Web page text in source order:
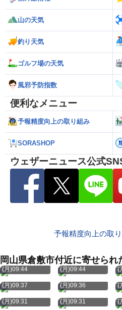
山の天気
釣り天気
ゴルフ場の天気
風邪予防指数
便利なメニュー
予報精度向上の取り組み
SORASHOP
ウェザーニュース公式
予報精度向上の取
岡山県倉敷市付近に寄せられ
8月10日
(月)09:44
8月10日
(月)09:44
8
(
8月10日
(月)09:37
8月10日
(月)09:36
8
(
8月10日
(月)09:31
8月10日
(月)09:31
8
(